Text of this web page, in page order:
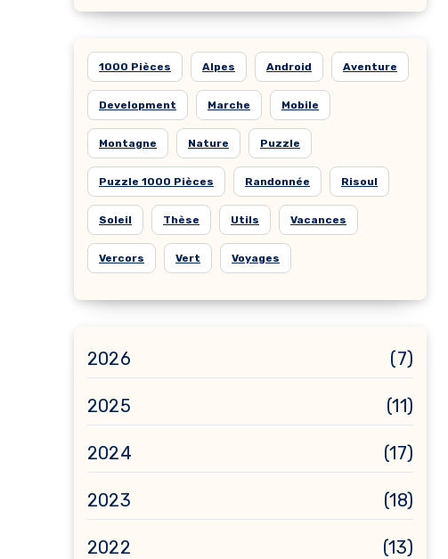
1000 Pièces Alpes Android Aventure
Development Marche Mobile
Montagne Nature Puzzle
Puzzle 1000 Pièces Randonnée Risoul
Soleil Thèse Utils Vacances
Vercors Vert Voyages
2026 (7)
2025 (11)
2024 (17)
2023 (18)
2022 (13)